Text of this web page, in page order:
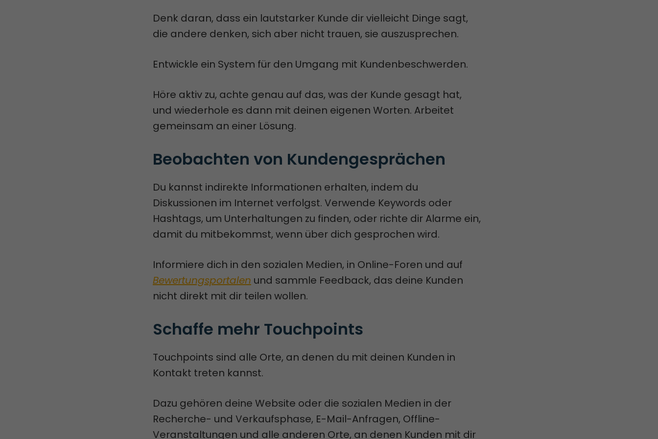
Denk daran, dass ein lautstarker Kunde dir vielleicht Dinge sagt,
die andere denken, sich aber nicht trauen, sie auszusprechen.
Entwickle ein System für den Umgang mit Kundenbeschwerden.
Höre aktiv zu, achte genau auf das, was der Kunde gesagt hat,
und wiederhole es dann mit deinen eigenen Worten. Arbeitet
gemeinsam an einer Lösung.
Beobachten von Kundengesprächen
Du kannst indirekte Informationen erhalten, indem du
Diskussionen im Internet verfolgst. Verwende Keywords oder
Hashtags, um Unterhaltungen zu finden, oder richte dir Alarme ein,
damit du mitbekommst, wenn über dich gesprochen wird.
Informiere dich in den sozialen Medien, in Online-Foren und auf
Bewertungsportalen und sammle Feedback, das deine Kunden
nicht direkt mit dir teilen wollen.
Schaffe mehr Touchpoints
Touchpoints sind alle Orte, an denen du mit deinen Kunden in
Kontakt treten kannst.
Dazu gehören deine Website oder die sozialen Medien in der
Recherche- und Verkaufsphase, E-Mail-Anfragen, Offline-
Veranstaltungen und alle anderen Orte, an denen Kunden mit dir